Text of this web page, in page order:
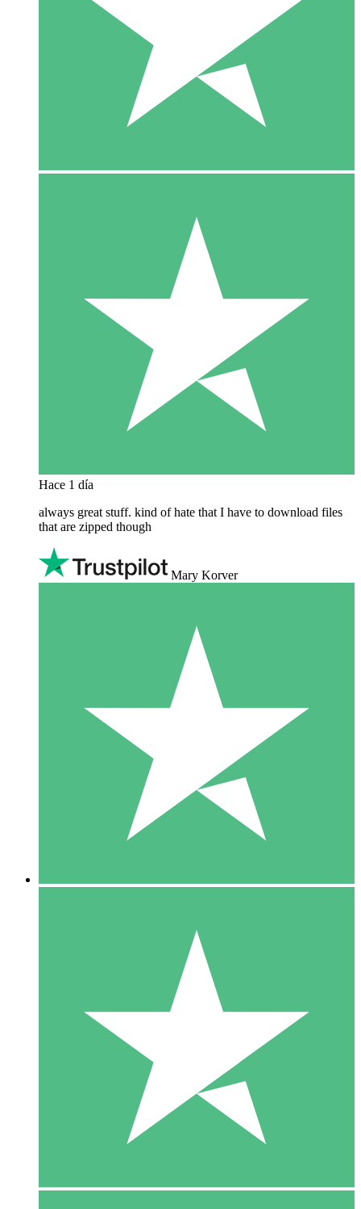
Hace 1 día
always great stuff. kind of hate that I have to download files
that are zipped though
Mary Korver